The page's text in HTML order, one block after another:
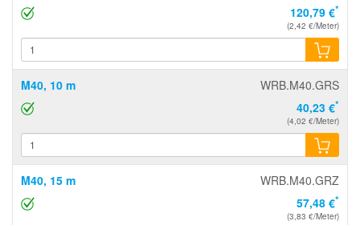
120,79 €*
(2,42 €/Meter)
M40, 10 m
WRB.M40.GRS
40,23 €*
(4,02 €/Meter)
M40, 15 m
WRB.M40.GRZ
57,48 €*
(3,83 €/Meter)